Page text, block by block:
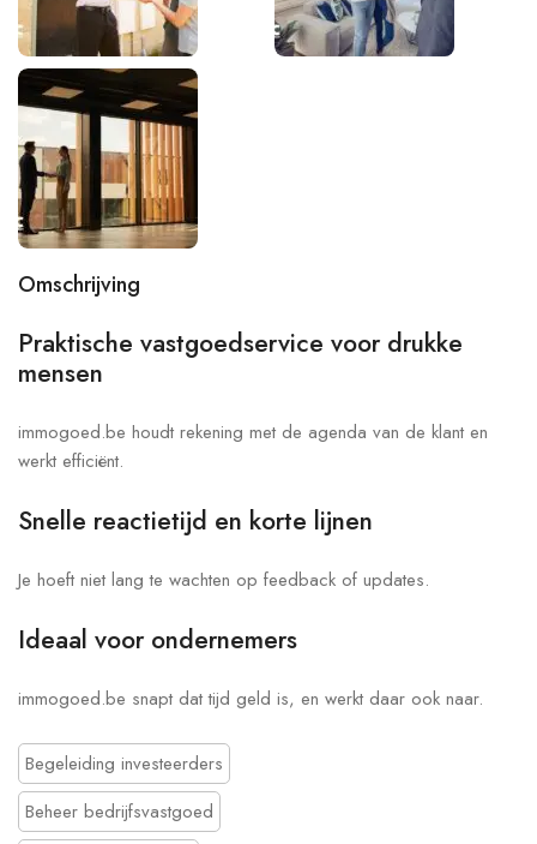
Omschrijving
Praktische vastgoedservice voor drukke
mensen
immogoed.be houdt rekening met de agenda van de klant en
werkt efficiënt.
Snelle reactietijd en korte lijnen
Je hoeft niet lang te wachten op feedback of updates.
Ideaal voor ondernemers
immogoed.be snapt dat tijd geld is, en werkt daar ook naar.
Begeleiding investeerders
Beheer bedrijfsvastgoed